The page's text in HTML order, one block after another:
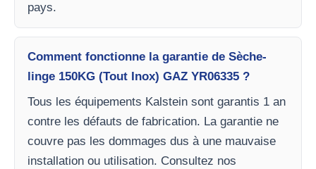
pays.
Comment fonctionne la garantie de Sèche-
linge 150KG (Tout Inox) GAZ YR06335 ?
Tous les équipements Kalstein sont garantis 1 an
contre les défauts de fabrication. La garantie ne
couvre pas les dommages dus à une mauvaise
installation ou utilisation. Consultez nos